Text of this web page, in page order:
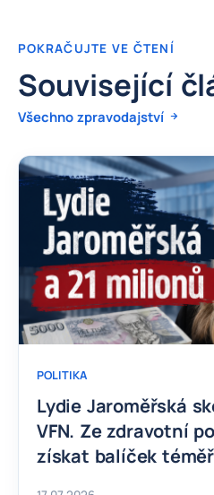
POKRAČUJTE VE ČTENÍ
Související
Všechno zpravodajství
POLITIKA
Lydie Jaroměřská
VFN. Ze zdravotní
získat balíček